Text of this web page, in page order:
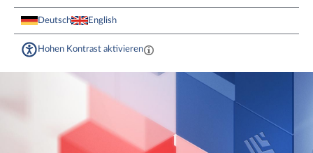
Deutsch English
Hohen Kontrast aktivieren